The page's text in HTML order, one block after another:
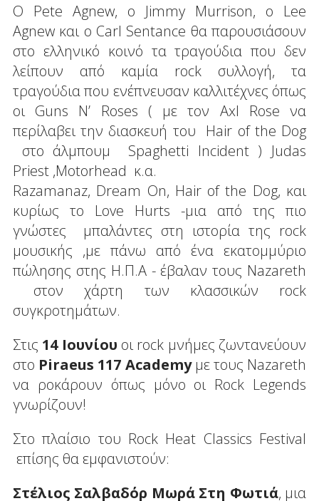
Ο Pete Agnew, ο Jimmy Murrison, ο Lee
Agnew και ο Carl Sentance θα παρουσιάσουν
στο ελληνικό κοινό τα τραγούδια που δεν
λείπουν από καμία rock συλλογή, τα
τραγούδια που ενέπνευσαν καλλιτέχνες όπως
οι Guns N’ Roses ( με τον Axl Rose να
περίλαβει την διασκευή του Hair of the Dog
στο άλμπουμ Spaghetti Incident ) Judas
Priest ,Motorhead κ.α.
Razamanaz, Dream On, Hair of the Dog, και
κυρίως το Love Hurts -μια από της πιο
γνώστες μπαλάντες στη ιστορία της rock
μουσικής ,με πάνω από ένα εκατομμύριο
πώλησης στης Η.Π.Α - έβαλαν τους Νazareth
στον χάρτη των κλασσικών rock
συγκροτημάτων.
Στις 14 Ιουνίου οι rock μνήμες ζωντανεύουν
στο Piraeus 117 Academyμε τους Nazareth
να ροκάρουν όπως μόνο οι Rock Legends
γνωρίζουν!
Στο πλαίσιο του Rock Heat Classics Festival
επίσης θα εμφανιστούν:
Στέλιος Σαλβαδόρ Μωρά Στη Φωτιά, μια